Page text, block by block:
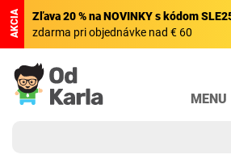
AKCIA Zľava 20 % na NOVINKY s kódom
zdarma pri objednávke nad € 60
MENU